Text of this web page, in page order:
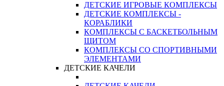
ДЕТСКИЕ ИГРОВЫЕ КОМПЛЕКСЫ
ДЕТСКИЕ КОМПЛЕКСЫ -
КОРАБЛИКИ
КОМПЛЕКСЫ С БАСКЕТБОЛЬНЫМ
ЩИТОМ
КОМПЛЕКСЫ СО СПОРТИВНЫМИ
ЭЛЕМЕНТАМИ
ДЕТСКИЕ КАЧЕЛИ